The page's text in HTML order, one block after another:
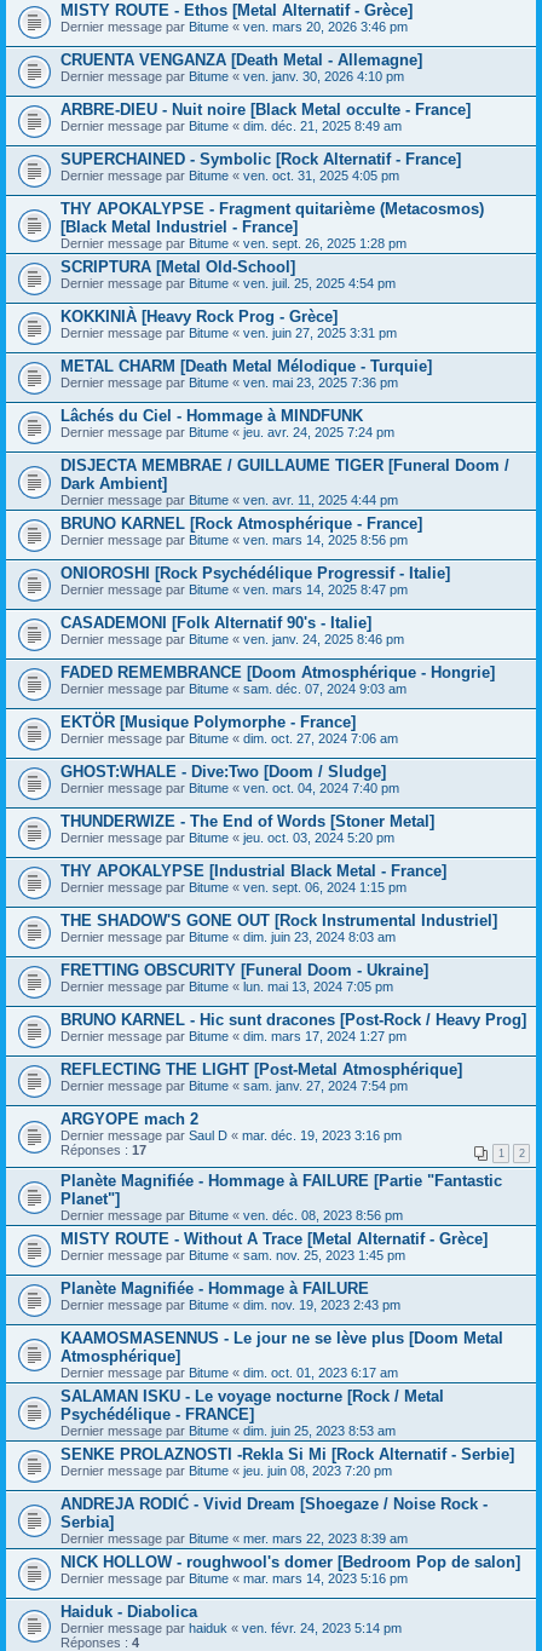
MISTY ROUTE - Ethos [Metal Alternatif - Grèce]
Dernier message par Bitume « ven. mars 20, 2026 3:46 pm
CRUENTA VENGANZA [Death Metal - Allemagne]
Dernier message par Bitume « ven. janv. 30, 2026 4:10 pm
ARBRE-DIEU - Nuit noire [Black Metal occulte - France]
Dernier message par Bitume « dim. déc. 21, 2025 8:49 am
SUPERCHAINED - Symbolic [Rock Alternatif - France]
Dernier message par Bitume « ven. oct. 31, 2025 4:05 pm
THY APOKALYPSE - Fragment quitarième (Metacosmos)
[Black Metal Industriel - France]
Dernier message par Bitume « ven. sept. 26, 2025 1:28 pm
SCRIPTURA [Metal Old-School]
Dernier message par Bitume « ven. juil. 25, 2025 4:54 pm
KOKKINIÀ [Heavy Rock Prog - Grèce]
Dernier message par Bitume « ven. juin 27, 2025 3:31 pm
METAL CHARM [Death Metal Mélodique - Turquie]
Dernier message par Bitume « ven. mai 23, 2025 7:36 pm
Lâchés du Ciel - Hommage à MINDFUNK
Dernier message par Bitume « jeu. avr. 24, 2025 7:24 pm
DISJECTA MEMBRAE / GUILLAUME TIGER [Funeral Doom /
Dark Ambient]
Dernier message par Bitume « ven. avr. 11, 2025 4:44 pm
BRUNO KARNEL [Rock Atmosphérique - France]
Dernier message par Bitume « ven. mars 14, 2025 8:56 pm
ONIOROSHI [Rock Psychédélique Progressif - Italie]
Dernier message par Bitume « ven. mars 14, 2025 8:47 pm
CASADEMONI [Folk Alternatif 90's - Italie]
Dernier message par Bitume « ven. janv. 24, 2025 8:46 pm
FADED REMEMBRANCE [Doom Atmosphérique - Hongrie]
Dernier message par Bitume « sam. déc. 07, 2024 9:03 am
EKTÖR [Musique Polymorphe - France]
Dernier message par Bitume « dim. oct. 27, 2024 7:06 am
GHOST:WHALE - Dive:Two [Doom / Sludge]
Dernier message par Bitume « ven. oct. 04, 2024 7:40 pm
THUNDERWIZE - The End of Words [Stoner Metal]
Dernier message par Bitume « jeu. oct. 03, 2024 5:20 pm
THY APOKALYPSE [Industrial Black Metal - France]
Dernier message par Bitume « ven. sept. 06, 2024 1:15 pm
THE SHADOW'S GONE OUT [Rock Instrumental Industriel]
Dernier message par Bitume « dim. juin 23, 2024 8:03 am
FRETTING OBSCURITY [Funeral Doom - Ukraine]
Dernier message par Bitume « lun. mai 13, 2024 7:05 pm
BRUNO KARNEL - Hic sunt dracones [Post-Rock / Heavy Prog]
Dernier message par Bitume « dim. mars 17, 2024 1:27 pm
REFLECTING THE LIGHT [Post-Metal Atmosphérique]
Dernier message par Bitume « sam. janv. 27, 2024 7:54 pm
ARGYOPE mach 2
Dernier message par Saul D « mar. déc. 19, 2023 3:16 pm
Réponses : 17 1 2
Planète Magnifiée - Hommage à FAILURE [Partie "Fantastic
Planet"]
Dernier message par Bitume « ven. déc. 08, 2023 8:56 pm
MISTY ROUTE - Without A Trace [Metal Alternatif - Grèce]
Dernier message par Bitume « sam. nov. 25, 2023 1:45 pm
Planète Magnifiée - Hommage à FAILURE
Dernier message par Bitume « dim. nov. 19, 2023 2:43 pm
KAAMOSMASENNUS - Le jour ne se lève plus [Doom Metal
Atmosphérique]
Dernier message par Bitume « dim. oct. 01, 2023 6:17 am
SALAMAN ISKU - Le voyage nocturne [Rock / Metal
Psychédélique - FRANCE]
Dernier message par Bitume « dim. juin 25, 2023 8:53 am
SENKE PROLAZNOSTI -Rekla Si Mi [Rock Alternatif - Serbie]
Dernier message par Bitume « jeu. juin 08, 2023 7:20 pm
ANDREJA RODIĆ - Vivid Dream [Shoegaze / Noise Rock -
Serbia]
Dernier message par Bitume « mer. mars 22, 2023 8:39 am
NICK HOLLOW - roughwool's domer [Bedroom Pop de salon]
Dernier message par Bitume « mar. mars 14, 2023 5:16 pm
Haiduk - Diabolica
Dernier message par haiduk « ven. févr. 24, 2023 5:14 pm
Réponses : 4